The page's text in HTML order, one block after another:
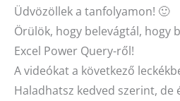
Üdvözöllek a tanfolyamon! 🙂
Örülök, hogy belevágtál, hogy
Excel Power Query-ről!
A videókat a következő
Haladhatsz kedved szerint, de